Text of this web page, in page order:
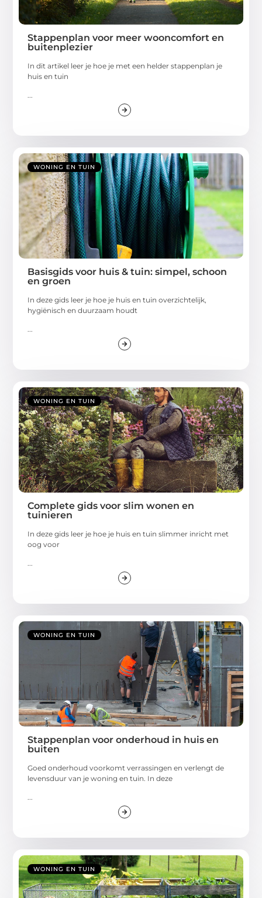
Stappenplan voor meer wooncomfort en
buitenplezier
In dit artikel leer je hoe je met een helder stappenplan je
huis en tuin
...
WONING EN TUIN
Basisgids voor huis & tuin: simpel, schoon
en groen
In deze gids leer je hoe je huis en tuin overzichtelijk,
hygiënisch en duurzaam houdt
...
WONING EN TUIN
Complete gids voor slim wonen en
tuinieren
In deze gids leer je hoe je huis en tuin slimmer inricht met
oog voor
...
WONING EN TUIN
Stappenplan voor onderhoud in huis en
buiten
Goed onderhoud voorkomt verrassingen en verlengt de
levensduur van je woning en tuin. In deze
...
WONING EN TUIN